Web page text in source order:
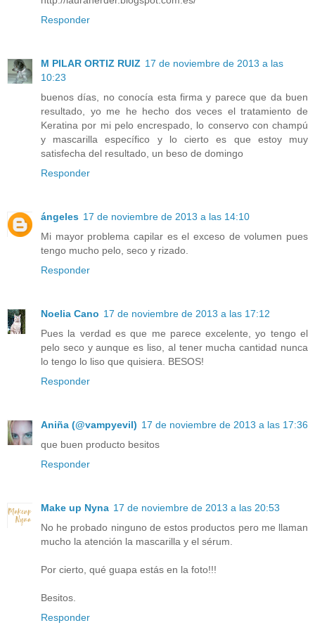
Responder
M PILAR ORTIZ RUIZ 17 de noviembre de 2013 a las
10:23
buenos días, no conocía esta firma y parece que da buen
resultado, yo me he hecho dos veces el tratamiento de
Keratina por mi pelo encrespado, lo conservo con champú
y mascarilla específico y lo cierto es que estoy muy
satisfecha del resultado, un beso de domingo
Responder
ángeles 17 de noviembre de 2013 a las 14:10
Mi mayor problema capilar es el exceso de volumen pues
tengo mucho pelo, seco y rizado.
Responder
Noelia Cano 17 de noviembre de 2013 a las 17:12
Pues la verdad es que me parece excelente, yo tengo el
pelo seco y aunque es liso, al tener mucha cantidad nunca
lo tengo lo liso que quisiera. BESOS!
Responder
Aniña (@vampyevil) 17 de noviembre de 2013 a las 17:36
que buen producto besitos
Responder
Make up Nyna 17 de noviembre de 2013 a las 20:53
No he probado ninguno de estos productos pero me llaman
mucho la atención la mascarilla y el sérum.
Por cierto, qué guapa estás en la foto!!!
Besitos.
Responder